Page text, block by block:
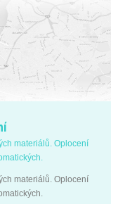
materiálů. Oplocení
materiálů. Oplocení